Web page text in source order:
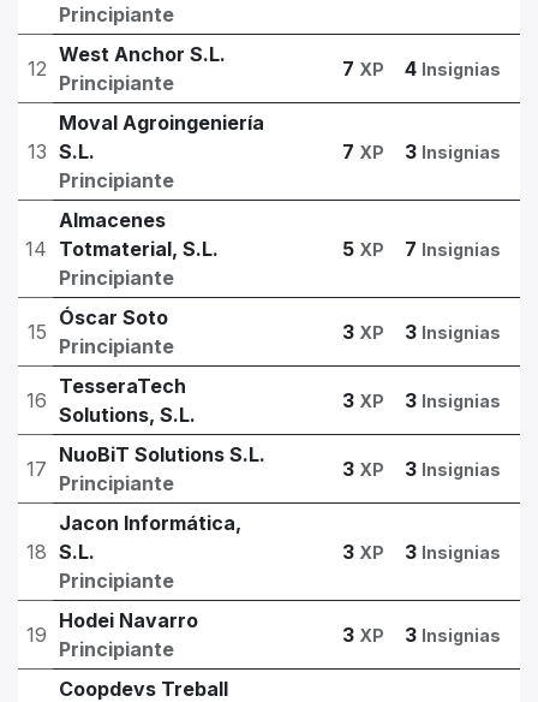
Principiante
12
West Anchor S.L.
Principiante
7 XP 4 Insignias
13
Moval Agroingeniería
S.L.
Principiante
7 XP 3 Insignias
14
Almacenes
Totmaterial, S.L.
Principiante
5 XP 7 Insignias
15
Óscar Soto
Principiante
3 XP 3 Insignias
16
TesseraTech
Solutions, S.L.
3 XP 3 Insignias
17
NuoBiT Solutions S.L.
Principiante
3 XP 3 Insignias
18
Jacon Informática,
S.L.
Principiante
3 XP 3 Insignias
19
Hodei Navarro
Principiante
3 XP 3 Insignias
Coopdevs Treball